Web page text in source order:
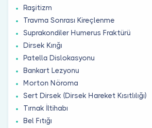
Raşitizm
Travma Sonrası Kireçlenme
Suprakondiler Humerus Fraktürü
Dirsek Kırığı
Patella Dislokasyonu
Bankart Lezyonu
Morton Nöroma
Sert Dirsek (Dirsek Hareket Kısıtlılığı)
Tırnak İltihabı
Bel Fıtığı